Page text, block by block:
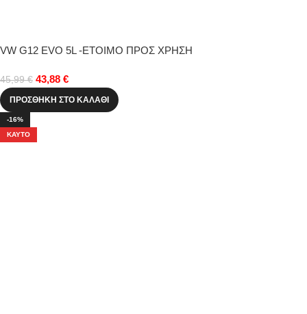
VW G12 EVO 5L -ΕΤΟΙΜΟ ΠΡΟΣ ΧΡΗΣΗ
45,99€ 43,88 €
ΠΡΟΣΘΉΚΗ ΣΤΟ ΚΑΛΆΘΙ
-16%
ΚΑΥΤΌ